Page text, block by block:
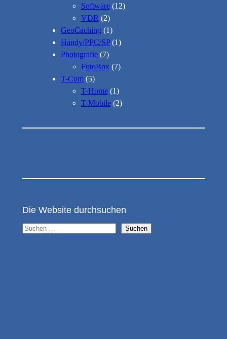
Software(12)
VDR(2)
GeoCaching(1)
Handy/PPC/SP(1)
Photografie(7)
FotoBox(7)
T-Com(5)
T-Home(1)
T-Mobile(2)
Die Website durchsuchen
S
Suchen